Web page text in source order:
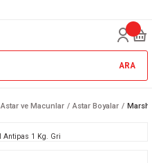
ARA
Astar ve Macunlar Astar Boyalar